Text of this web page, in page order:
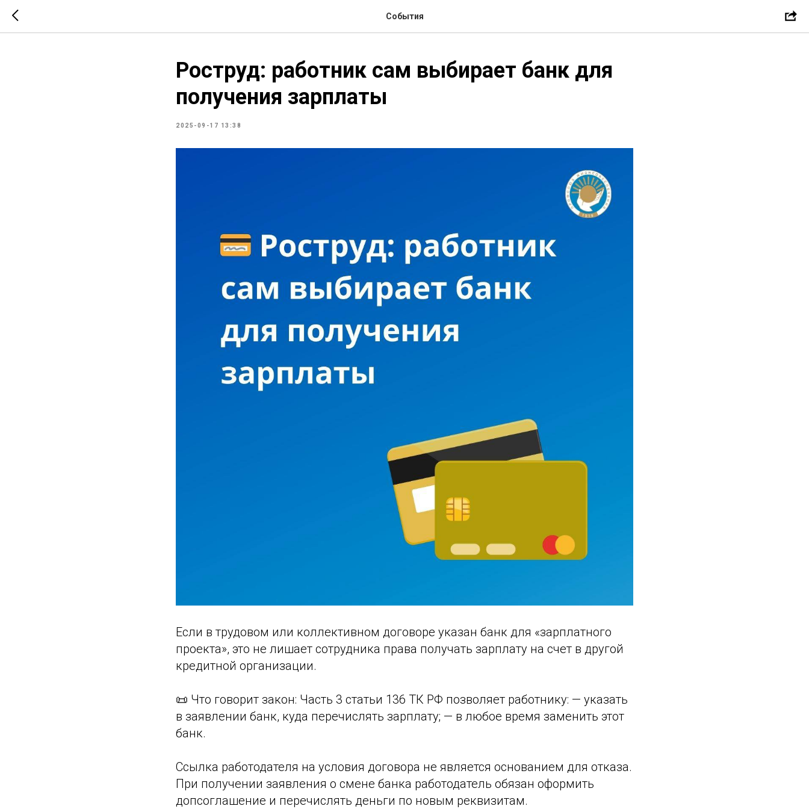
События
Роструд: работник сам выбирает банк для
получения зарплаты
2025-09-17 13:38
Если в трудовом или коллективном договоре указан банк для «зарплатного
проекта», это не лишает сотрудника права получать зарплату на счет в другой
кредитной организации.
📜 Что говорит закон: Часть 3 статьи 136 ТК РФ позволяет работнику: — указать
в заявлении банк, куда перечислять зарплату; — в любое время заменить этот
банк.
Ссылка работодателя на условия договора не является основанием для отказа.
При получении заявления о смене банка работодатель обязан оформить
допсоглашение и перечислять деньги по новым реквизитам.